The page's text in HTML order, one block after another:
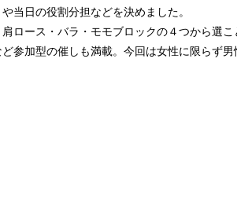
当日の役割分担などを決めました。
ース・バラ・モモブロックの４つから選こ
参加型の催しも満載。今回は女性に限らず男